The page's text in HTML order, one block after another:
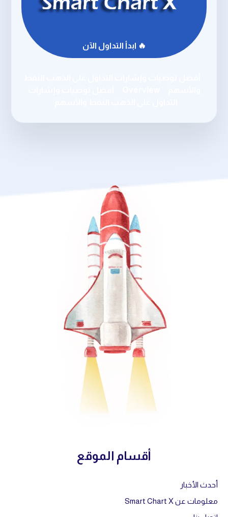
🔥 ابدأ التداول الآن
أقسام الموقع
أحدث الأخبار
معلومات عن Smart Chart X